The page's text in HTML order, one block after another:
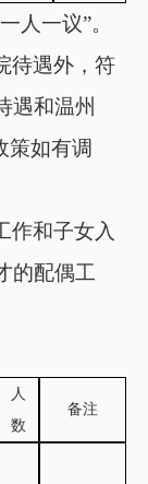
人一议”。
待遇外，符
遇和温州
策如有调
作和子女入
的配偶工
人
数
备注